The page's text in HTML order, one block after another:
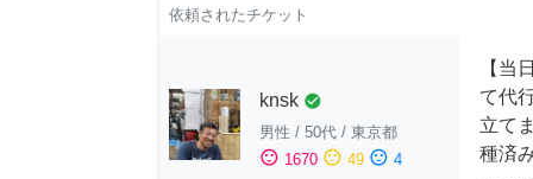
依頼されたチケット
knsk check_circle
男性 / 50代 / 東京都
sentiment_satisfied 1670 sentiment_neutral 49 sentiment_dissatisfied 4
【当
て代
立て
種済